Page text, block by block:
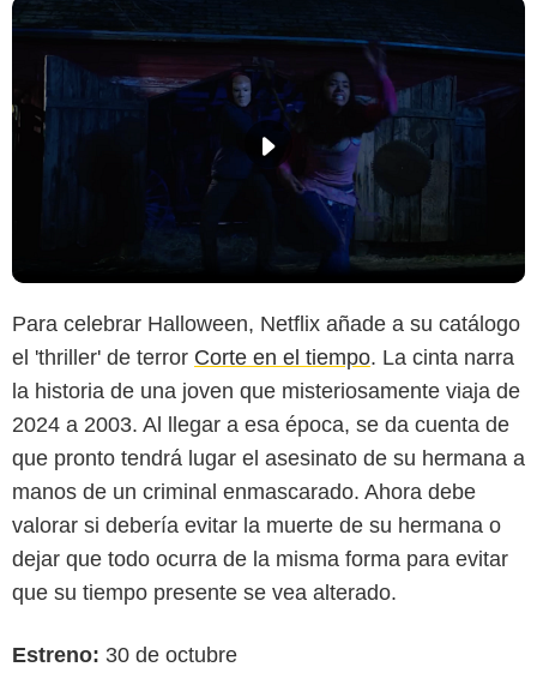
Para celebrar Halloween, Netflix añade a su catálogo
el 'thriller' de terror Corte en el tiempo. La cinta narra
la historia de una joven que misteriosamente viaja de
2024 a 2003. Al llegar a esa época, se da cuenta de
que pronto tendrá lugar el asesinato de su hermana a
manos de un criminal enmascarado. Ahora debe
valorar si debería evitar la muerte de su hermana o
dejar que todo ocurra de la misma forma para evitar
que su tiempo presente se vea alterado.
Estreno: 30 de octubre